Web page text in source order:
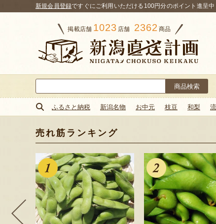
新規会員登録ですぐにご利用いただける100円分のポイント進呈中
掲載店舗 1023 店舗 2362 商品
索:
ふるさと納税 新潟名物 お中元 枝豆 和梨
売れ筋ランキング